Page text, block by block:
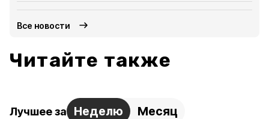
Все новости
Читайте также
Лучшее за Неделю Месяц